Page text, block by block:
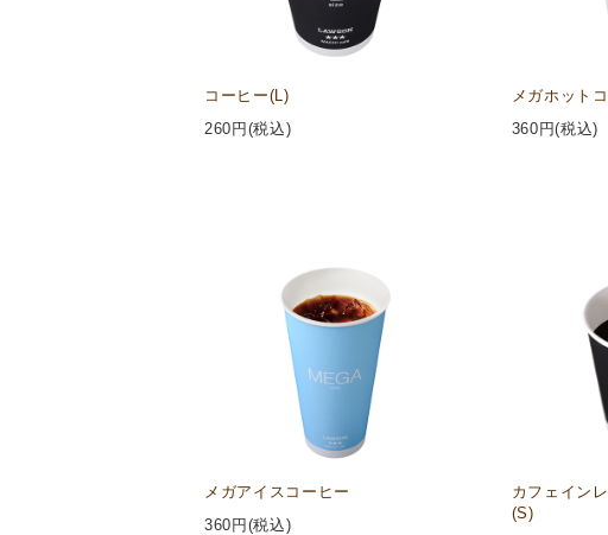
コーヒー(L)
260 円(税込)
メガホット
360 円(税込)
メガアイスコーヒー
360 円(税込)
カフェイン
(S)